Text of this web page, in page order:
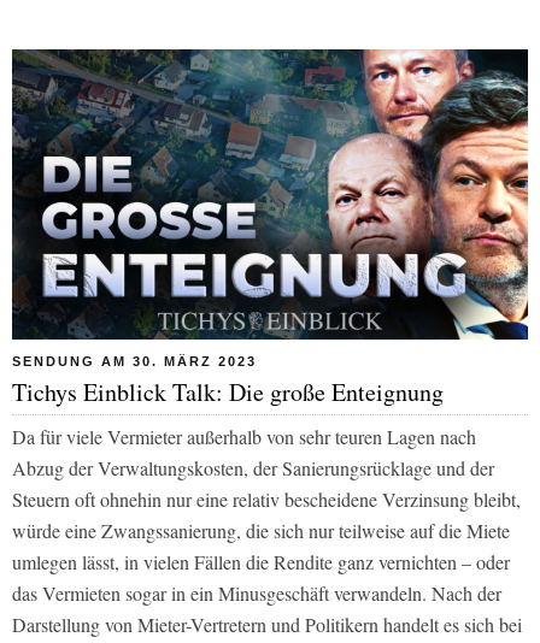
SENDUNG AM 30. MÄRZ 2023
Tichys Einblick Talk: Die große Enteignung
Da für viele Vermieter außerhalb von sehr teuren Lagen nach
Abzug der Verwaltungskosten, der Sanierungsrücklage und der
Steuern oft ohnehin nur eine relativ bescheidene Verzinsung bleibt,
würde eine Zwangssanierung, die sich nur teilweise auf die Miete
umlegen lässt, in vielen Fällen die Rendite ganz vernichten – oder
das Vermieten sogar in ein Minusgeschäft verwandeln. Nach der
Darstellung von Mieter-Vertretern und Politikern handelt es sich bei